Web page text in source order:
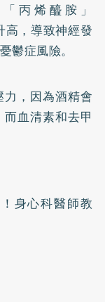
丙烯醯胺」
高，導致神經發
鬱症風險。
，因為酒精會
血清素和去甲
身心科醫師教